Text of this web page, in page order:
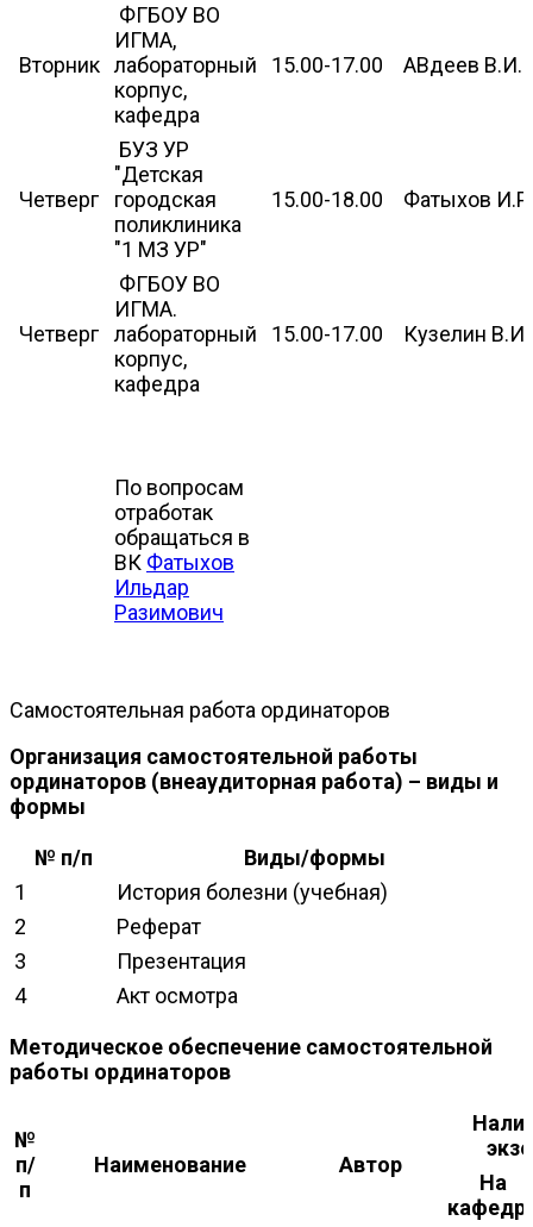
Вторник
ФГБОУ ВО
ИГМА,
лабораторный
корпус,
кафедра
15.00-17.00 АВдеев В.И.
Четверг
БУЗ УР
"Детская
городская
поликлиника
"1 МЗ УР"
15.00-18.00 Фатыхов И.Р.
Четверг
ФГБОУ ВО
ИГМА.
лабораторный
корпус,
кафедра
15.00-17.00 Кузелин В.И.
По вопросам
отработак
обращаться в
ВК Фатыхов
Ильдар
Разимович
Самостоятельная работа ординаторов
Организация самостоятельной работы
ординаторов (внеаудиторная работа) – виды и
формы
№ п/п
Виды/формы
1
История болезни (учебная)
2
Реферат
3
Презентация
4
Акт осмотра
Методическое обеспечение самостоятельной
работы ординаторов
№
п/
п
Наименование Автор
На